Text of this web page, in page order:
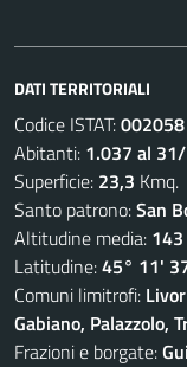
DATI TERRITORIALI
Codice ISTAT:002058
Abitanti: 1.037 al
Superficie: 23,3
Santo patrono:San
Altitudine media: 143
Latitudine:45° 11'
Comuni limitrofi:
Gabiano, Palazzolo,
Frazioni e borgate: